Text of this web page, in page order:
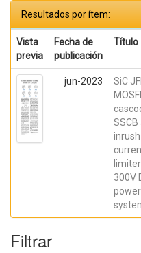
Resultados por ítem:
Vista
previa
Fecha de
publicación
Título
jun-2023
SiC
SSCB
inrush
300V
power
Filtrar